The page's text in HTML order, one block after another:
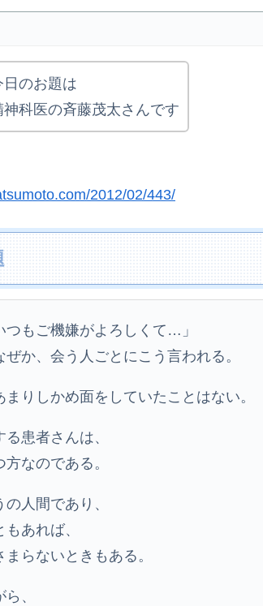
日のお題は
神科医の斉藤茂太さんです
2012/02/443/
つもご機嫌がよろしくて…」
ぜか、会う人ごとにこう言われる。
まりしかめ面をしていたことはない。
患者さんは、
なのである。
人間であり、
あれば、
らないときもある。
、